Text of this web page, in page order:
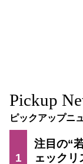
Pickup
ピックアップニ
1
注目の“
ェックリ